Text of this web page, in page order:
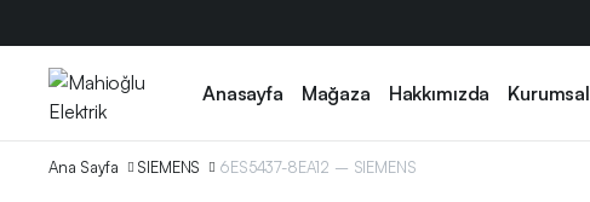
Anasayfa Mağaza Hakkımızda Kurumsal
Ana Sayfa SIEMENS 6ES5437-8EA12 – SIEMENS